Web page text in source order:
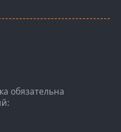
обязательна